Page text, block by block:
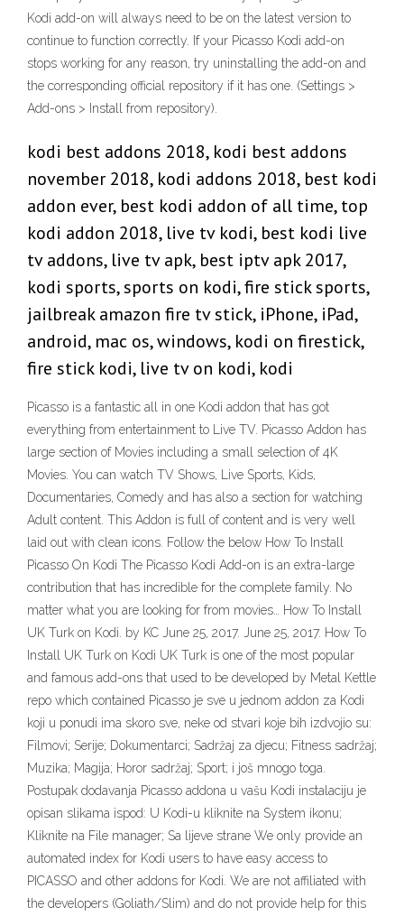
Kodi add-on will always need to be on the latest version to
continue to function correctly. If your Picasso Kodi add-on
stops working for any reason, try uninstalling the add-on and
the corresponding official repository if it has one. (Settings >
Add-ons > Install from repository).
kodi best addons 2018, kodi best addons
november 2018, kodi addons 2018, best kodi
addon ever, best kodi addon of all time, top
kodi addon 2018, live tv kodi, best kodi live
tv addons, live tv apk, best iptv apk 2017,
kodi sports, sports on kodi, fire stick sports,
jailbreak amazon fire tv stick, iPhone, iPad,
android, mac os, windows, kodi on firestick,
fire stick kodi, live tv on kodi, kodi
Picasso is a fantastic all in one Kodi addon that has got
everything from entertainment to Live TV. Picasso Addon has
large section of Movies including a small selection of 4K
Movies. You can watch TV Shows, Live Sports, Kids,
Documentaries, Comedy and has also a section for watching
Adult content. This Addon is full of content and is very well
laid out with clean icons. Follow the below How To Install
Picasso On Kodi The Picasso Kodi Add-on is an extra-large
contribution that has incredible for the complete family. No
matter what you are looking for from movies… How To Install
UK Turk on Kodi. by KC June 25, 2017. June 25, 2017. How To
Install UK Turk on Kodi UK Turk is one of the most popular
and famous add-ons that used to be developed by Metal Kettle
repo which contained Picasso je sve u jednom addon za Kodi
koji u ponudi ima skoro sve, neke od stvari koje bih izdvojio su:
Filmovi; Serije; Dokumentarci; Sadržaj za djecu; Fitness sadržaj;
Muzika; Magija; Horor sadržaj; Sport; i još mnogo toga.
Postupak dodavanja Picasso addona u vašu Kodi instalaciju je
opisan slikama ispod: U Kodi-u kliknite na System ikonu;
Kliknite na File manager; Sa lijeve strane We only provide an
automated index for Kodi users to have easy access to
PICASSO and other addons for Kodi. We are not affiliated with
the developers (Goliath/Slim) and do not provide help for this